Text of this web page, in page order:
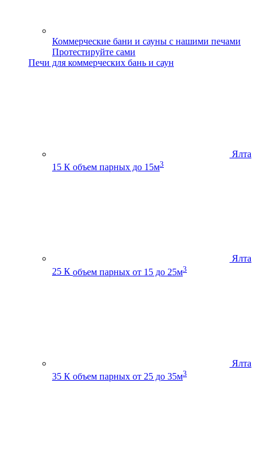
Коммерческие бани и сауны с нашими печами
Протестируйте сами
Печи для коммерческих бань и саун
Ялта
15 К объем парных до 15м3
Ялта
25 К объем парных от 15 до 25м3
Ялта
35 К объем парных от 25 до 35м3